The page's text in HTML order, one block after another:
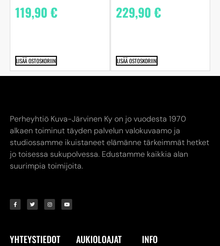
119,90€
LISÄÄ OSTOSKORIIN
229,90€
LISÄÄ OSTOSKORIIN
Perheyhtiö Kuva-Järvinen Ky on jo vuodesta 1970
alkaen toiminut täyden palvelun valokuvaamo ja
studiossamme ikuistaneet elämänne tärkeimmät hetket
jo toisessa sukupolvessa. Edustamme kaikkia alan
suurimpia toimijoita.
YHTEYSTIEDOT AUKIOLOAJAT INFO